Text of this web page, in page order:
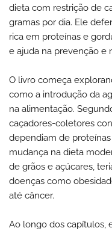
dieta com restrição de
gramas por dia. Ele
rica em proteínas e
e ajuda na prevenção e
O livro começa
como a introdução da
na alimentação.
caçadores-coletores
dependiam de
mudança na dieta
de grãos e açúcares,
doenças como
até câncer.
Ao longo dos capítulos,